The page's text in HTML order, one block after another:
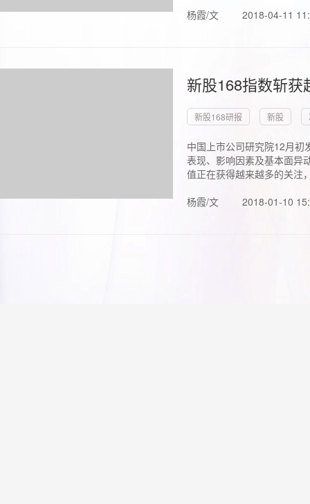
杨霞/文 2018-04-11
新股168指数斩
新股168研报 新股
中国上市公司研究院12月初
表现、影响因素及基本面异
值正在获得越来越多的关注
杨霞/文
2018-01-10